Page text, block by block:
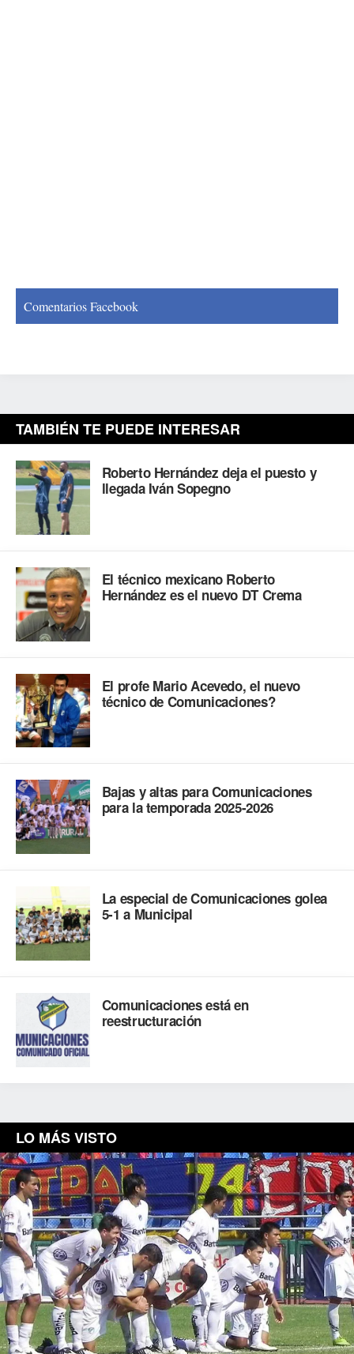
Comentarios Facebook
TAMBIÉN TE PUEDE INTERESAR
Roberto Hernández deja el puesto y
llegada Iván Sopegno
El técnico mexicano Roberto
Hernández es el nuevo DT Crema
El profe Mario Acevedo, el nuevo
técnico de Comunicaciones?
Bajas y altas para Comunicaciones
para la temporada 2025-2026
La especial de Comunicaciones golea
5-1 a Municipal
Comunicaciones está en
reestructuración
LO MÁS VISTO